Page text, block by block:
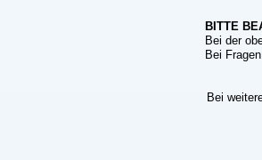
BITTE
Bei der
Bei
Bei